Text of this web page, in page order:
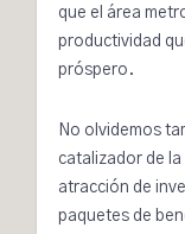
que el área
productividad
próspero.
No olvidemos
catalizador de
atracción de
paquetes de